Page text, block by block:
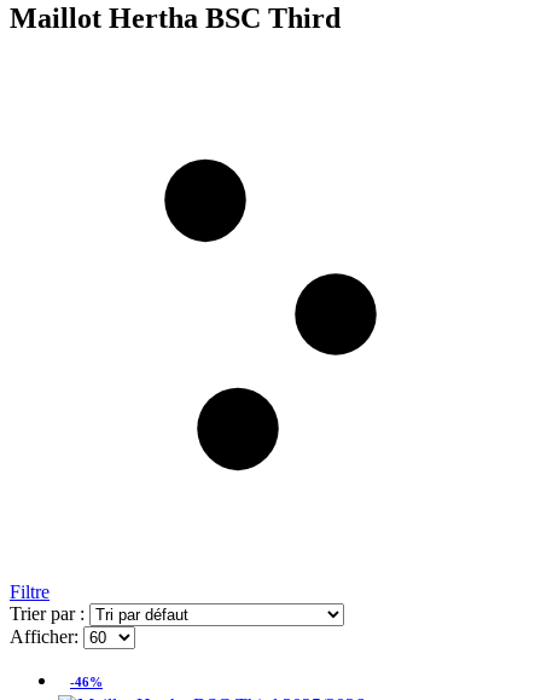
Maillot Hertha BSC Third
Filtre
Trier par :
Afficher:
-46%